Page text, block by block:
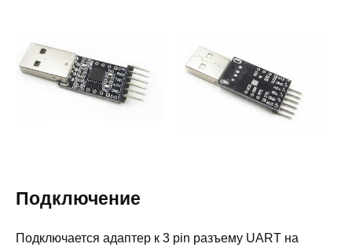
Подключение
Подключается адаптер к 3 pin разъему UART на